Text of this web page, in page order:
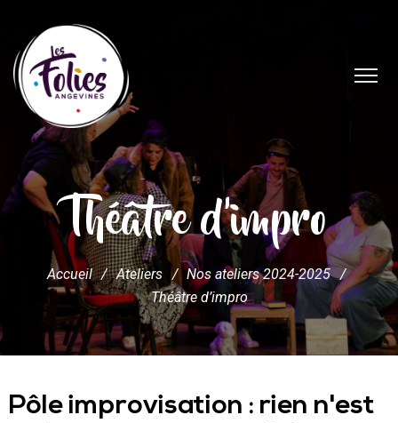
Théâtre d’impro
Accueil / Ateliers / Nos ateliers 2024-2025 /
Théâtre d’impro
Pôle improvisation : rien n'est